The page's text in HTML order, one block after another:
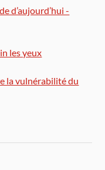
d’aujourd’hui -
les yeux
la vulnérabilité du